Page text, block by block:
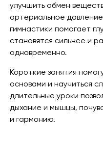
улучшить обмен
артериальное
гимнастики помогает
становятся сильнее и
одновременно.
Короткие занятия
основами и научиться
длительные уроки
дыхание и мышцы,
и гармонию.